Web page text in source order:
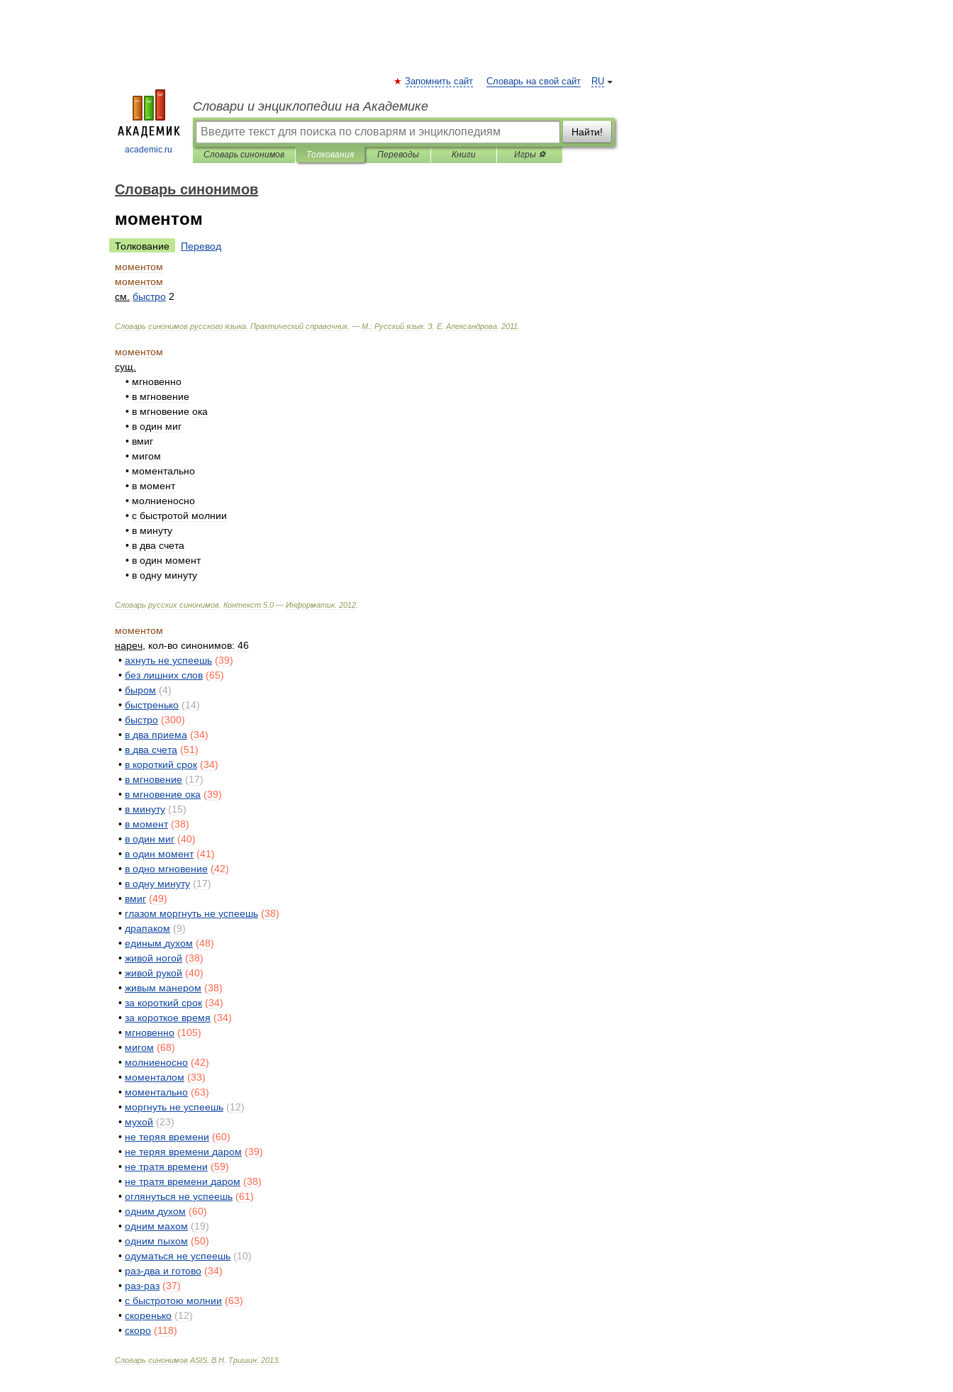
academic.ru
RU
Запомнить сайт Словарь на свой сайт
Словари и энциклопедии на Академике
Найти!
Словарь синонимов Толкования Переводы Книги Игры ⚽
Словарь синонимов
моментом
Толкование
Перевод
моментом
моментом
см быстро 2
Словарь синонимов русского языка Практический справочник. — М : Русский язык. З Е. Александрова 2011
моментом
сущ
• мгновенно
• в мгновение
• в мгновение ока
• в один миг
• вмиг
• мигом
• моментально
• в момент
• молниеносно
• с быстротой молнии
• в минуту
• в два счета
• в один момент
• в одну минуту
Словарь русских синонимов Контекст 5 0 — Информатик. 2012
моментом
нареч кол-во синонимов: 46
• ахнуть не успеешь (39)
• без лишних слов (65)
• быром (4)
• быстренько (14)
• быстро (300)
• в два приема (34)
• в два счета (51)
• в короткий срок (34)
• в мгновение (17)
• в мгновение ока (39)
• в минуту (15)
• в момент (38)
• в один миг (40)
• в один момент (41)
• в одно мгновение (42)
• в одну минуту (17)
• вмиг (49)
• глазом моргнуть не успеешь (38)
• драпаком (9)
• единым духом (48)
• живой ногой (38)
• живой рукой (40)
• живым манером (38)
• за короткий срок (34)
• за короткое время (34)
• мгновенно (105)
• мигом (68)
• молниеносно (42)
• моменталом (33)
• моментально (63)
• моргнуть не успеешь (12)
• мухой (23)
• не теряя времени (60)
• не теряя времени даром (39)
• не тратя времени (59)
• не тратя времени даром (38)
• оглянуться не успеешь (61)
• одним духом (60)
• одним махом (19)
• одним пыхом (50)
• одуматься не успеешь (10)
• раз-два и готово (34)
• раз-раз (37)
• с быстротою молнии (63)
• скоренько (12)
• скоро (118)
Словарь синонимов ASIS В Н Тришин 2013